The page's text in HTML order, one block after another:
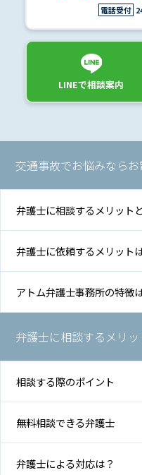
電話受付
LINEで相談案内
交通事故でお悩みならお
弁護士に相談するメリット
弁護士に依頼するメリット
アトム弁護士事務所の特徴
弁護士に相談するメリッ
相談する際のポイント
無料相談できる弁護士
弁護士による対応は？